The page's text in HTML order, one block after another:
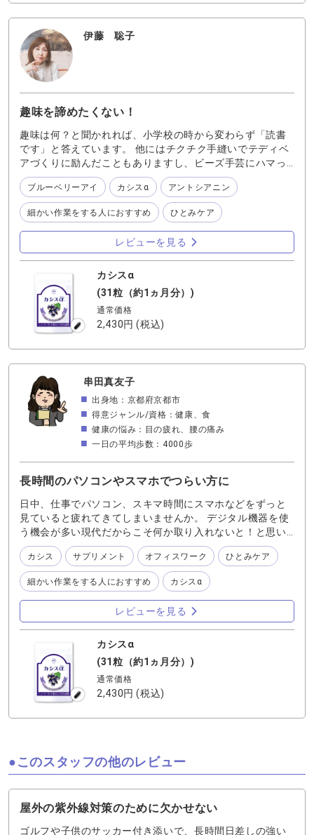
伊藤 聡子
趣味を諦めたくない！
趣味は何？と聞かれれば、小学校の時から変わらず「読書
です」と答えています。 他にはチクチク手縫いでテディベ
アづくりに励んだこともありますし、ビーズ手芸にハマっ
た時もありますが、本当にずっと変わらないのが読書で
す。 ストーリーが楽しく盛り上がってくると、夢中で読む
ので通勤中ならあっという間に着くし、休みの日だとコー
ヒーを淹れて手の届くところに甘いものも用意して「さ
ぁ、読むぞ」と椅子に座って本を開くのですが… ところが
です。 近くを見ることがだんだんしんどくなってきて、長
い時間読んでいられないのです。 ひとみの奥がどんより重
く、痛みも感じて思わず目元をぐりぐりしてしまうこと
も。 カシスにはカシスだけが持つ特有のアントシアニンが
あり、このアントシアニンこそがコリをほぐす働きをして
くれるから、こんな私には本当にありがたい成分です。 趣
味を楽しむ時間は、自分だけの時間。 このオンオフの切り
ブルーベリーアイ カシスα アントシアニン
細かい作業をする人におすすめ ひとみケア
レビューを見る
カシスα
(31粒（約1ヵ月分）)
通常価格
2,430円(税込)
串田真友子
出身地：京都府京都市
得意ジャンル/資格：健康、食
健康の悩み：目の疲れ、腰の痛み
一日の平均歩数：4000歩
長時間のパソコンやスマホでつらい方に
日中、仕事でパソコン、スキマ時間にスマホなどをずっと
見ていると疲れてきてしまいませんか。 デジタル機器を使
う機会が多い現代だからこそ何か取り入れないと！と思い
ますよね。 そのような方にはカシスがおすすめです。 カシ
スに含まれているアントシアニンというポリフェノールが
サポートしてくれるのですが、このアントシアニンはビル
ベリーには含まれていないものもあるので、ブルーベリー
アイやブルーベリーアイPROと一緒に飲むのもおすすめで
カシス サプリメント オフィスワーク ひとみケア
細かい作業をする人におすすめ カシスα
レビューを見る
カシスα
(31粒（約1ヵ月分）)
通常価格
2,430円(税込)
このスタッフの他のレビュー
屋外の紫外線対策のために欠かせない
ゴルフや子供のサッカー付き添いで、長時間日差しの強い